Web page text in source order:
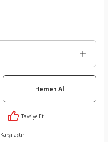
Hemen Al
Tavsiye Et
Karşılaştır